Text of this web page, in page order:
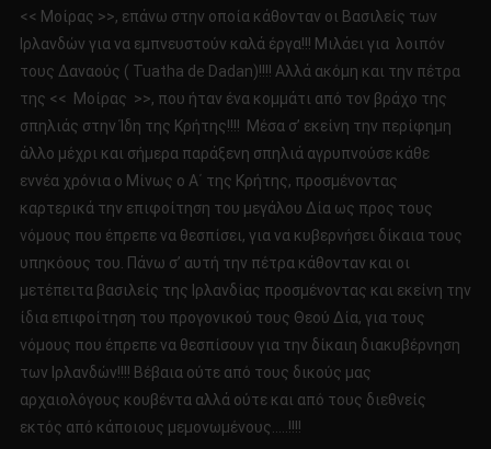
<< Μοίρας >>, επάνω στην οποία κάθονταν οι Βασιλείς των
Ιρλανδών για να εμπνευστούν καλά έργα!!! Μιλάει για λοιπόν
τους Δαναούς ( Tuatha de Dadan)!!!! Αλλά ακόμη και την πέτρα
της << Μοίρας >>, που ήταν ένα κομμάτι από τον βράχο της
σπηλιάς στην Ίδη της Κρήτης!!!! Μέσα σ’ εκείνη την περίφημη
άλλο μέχρι και σήμερα παράξενη σπηλιά αγρυπνούσε κάθε
εννέα χρόνια ο Μίνως ο Α΄ της Κρήτης, προσμένοντας
καρτερικά την επιφοίτηση του μεγάλου Δία ως προς τους
νόμους που έπρεπε να θεσπίσει, για να κυβερνήσει δίκαια τους
υπηκόους του. Πάνω σ’ αυτή την πέτρα κάθονταν και οι
μετέπειτα βασιλείς της Ιρλανδίας προσμένοντας και εκείνη την
ίδια επιφοίτηση του προγονικού τους Θεού Δία, για τους
νόμους που έπρεπε να θεσπίσουν για την δίκαιη διακυβέρνηση
των Ιρλανδών!!!! Βέβαια ούτε από τους δικούς μας
αρχαιολόγους κουβέντα αλλά ούτε και από τους διεθνείς
εκτός από κάποιους μεμονωμένους…..!!!!